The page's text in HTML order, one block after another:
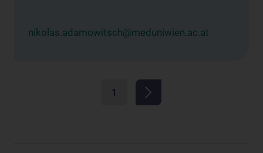
nikolas.adamowitsch@meduniwien.ac.at
1